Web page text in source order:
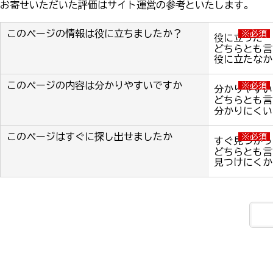
お寄せいただいた評価はサイト運営の参考といたします。
このページの情報は役に立ちましたか？ ※必須
役に立った
どちらとも
役に立たな
このページの内容は分かりやすいですか ※必須
分かりやすい
どちらとも
分かりにくい
このページはすぐに探し出せましたか ※必須
すぐ見つか
どちらとも
見つけにく